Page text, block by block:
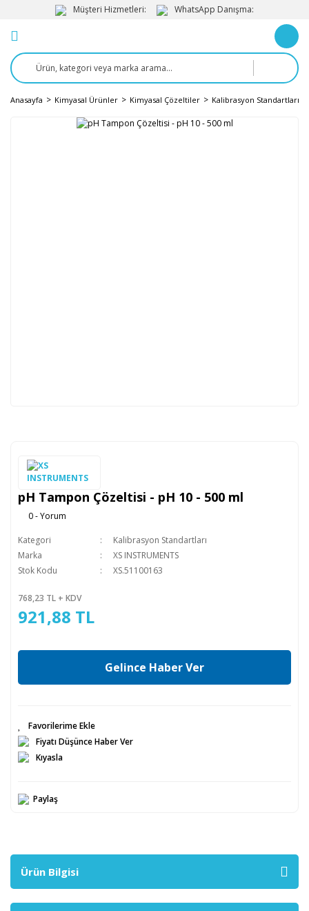
Müşteri Hizmetleri: WhatsApp Danışma:
Anasayfa Kimyasal Ürünler Kimyasal Çözeltiler Kalibrasyon Standartları
pH Tampon Çözeltisi - pH 10 - 500 ml
0 - Yorum
Kategori
Kalibrasyon Standartları
Marka
XS INSTRUMENTS
Stok Kodu
XS.51100163
768,23 TL + KDV
921,88 TL
Gelince Haber Ver
Fiyatı Düşünce Haber Ver
Kıyasla
Paylaş
Ürün Bilgisi